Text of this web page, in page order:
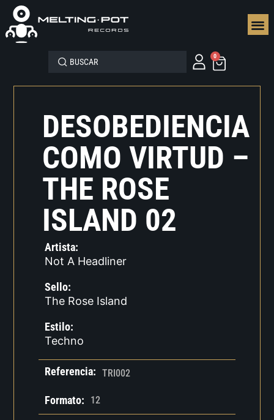
0
DESOBEDIENCIA
COMO VIRTUD –
THE ROSE
ISLAND 02
Artista:
Not A Headliner
Sello:
The Rose Island
Estilo:
Techno
Referencia: TRI002
Formato: 12